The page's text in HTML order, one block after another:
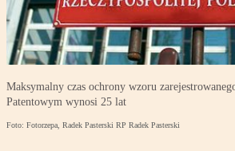
Maksymalny czas ochrony wzoru
Patentowym wynosi 25 lat
Foto: Fotorzepa, Radek Pasterski RP Radek Pasterski